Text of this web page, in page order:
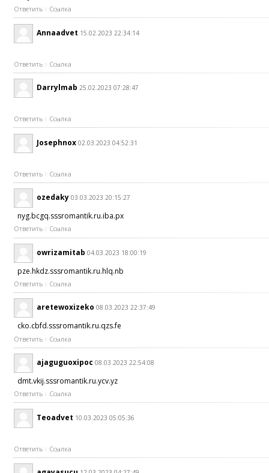
Ответить Ссылка
Annaadvet 15.02.2023 22:34:14
Ответить Ссылка
Darrylmab 25.02.2023 07:28:47
Ответить Ссылка
Josephnox 02.03.2023 04:52:31
Ответить Ссылка
ozedaky 03.03.2023 20:15:27
nyg.bcgq.sssromantik.ru.iba.px
Ответить Ссылка
owrizamitab 04.03.2023 18:00:19
pze.hkdz.sssromantik.ru.hlq.nb
Ответить Ссылка
aretewoxizeko 08.03.2023 22:37:49
cko.cbfd.sssromantik.ru.qzs.fe
Ответить Ссылка
ajaguguoxipoc 08.03.2023 22:54:08
dmt.vkij.sssromantik.ru.ycv.yz
Ответить Ссылка
Teoadvet 10.03.2023 05:05:36
Ответить Ссылка